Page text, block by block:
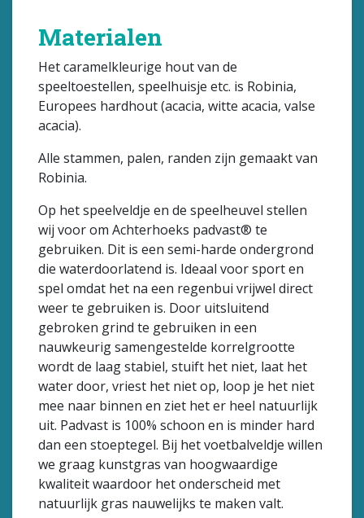
Materialen
Het caramelkleurige hout van de
speeltoestellen, speelhuisje etc. is Robinia,
Europees hardhout (acacia, witte acacia, valse
acacia).
Alle stammen, palen, randen zijn gemaakt van
Robinia.
Op het speelveldje en de speelheuvel stellen
wij voor om Achterhoeks padvast® te
gebruiken. Dit is een semi-harde ondergrond
die waterdoorlatend is. Ideaal voor sport en
spel omdat het na een regenbui vrijwel direct
weer te gebruiken is. Door uitsluitend
gebroken grind te gebruiken in een
nauwkeurig samengestelde korrelgrootte
wordt de laag stabiel, stuift het niet, laat het
water door, vriest het niet op, loop je het niet
mee naar binnen en ziet het er heel natuurlijk
uit. Padvast is 100% schoon en is minder hard
dan een stoeptegel. Bij het voetbalveldje willen
we graag kunstgras van hoogwaardige
kwaliteit waardoor het onderscheid met
natuurlijk gras nauwelijks te maken valt.